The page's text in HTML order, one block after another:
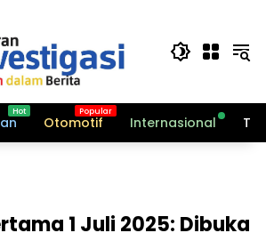
Otomotif Internasional
1 Juli 2025: Dibuka